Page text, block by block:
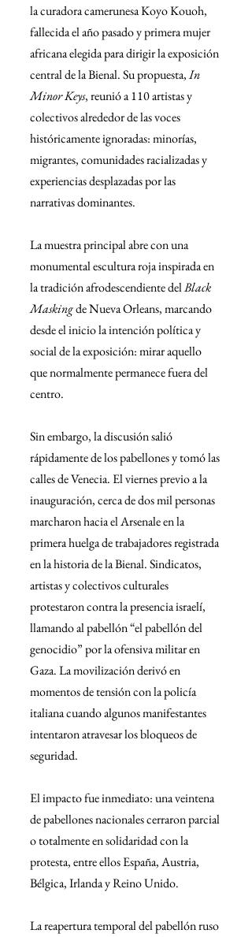
la curadora camerunesa Koyo Kouoh,
fallecida el año pasado y primera mujer
africana elegida para dirigir la exposición
central de la Bienal. Su propuesta, In
Minor Keys, reunió a 110 artistas y
colectivos alrededor de las voces
históricamente ignoradas: minorías,
migrantes, comunidades racializadas y
experiencias desplazadas por las
narrativas dominantes.
La muestra principal abre con una
monumental escultura roja inspirada en
la tradición afrodescendiente del Black
Masking de Nueva Orleans, marcando
desde el inicio la intención política y
social de la exposición: mirar aquello
que normalmente permanece fuera del
centro.
Sin embargo, la discusión salió
rápidamente de los pabellones y tomó las
calles de Venecia. El viernes previo a la
inauguración, cerca de dos mil personas
marcharon hacia el Arsenale en la
primera huelga de trabajadores registrada
en la historia de la Bienal. Sindicatos,
artistas y colectivos culturales
protestaron contra la presencia israelí,
llamando al pabellón “el pabellón del
genocidio” por la ofensiva militar en
Gaza. La movilización derivó en
momentos de tensión con la policía
italiana cuando algunos manifestantes
intentaron atravesar los bloqueos de
seguridad.
El impacto fue inmediato: una veintena
de pabellones nacionales cerraron parcial
o totalmente en solidaridad con la
protesta, entre ellos España, Austria,
Bélgica, Irlanda y Reino Unido.
La reapertura temporal del pabellón ruso